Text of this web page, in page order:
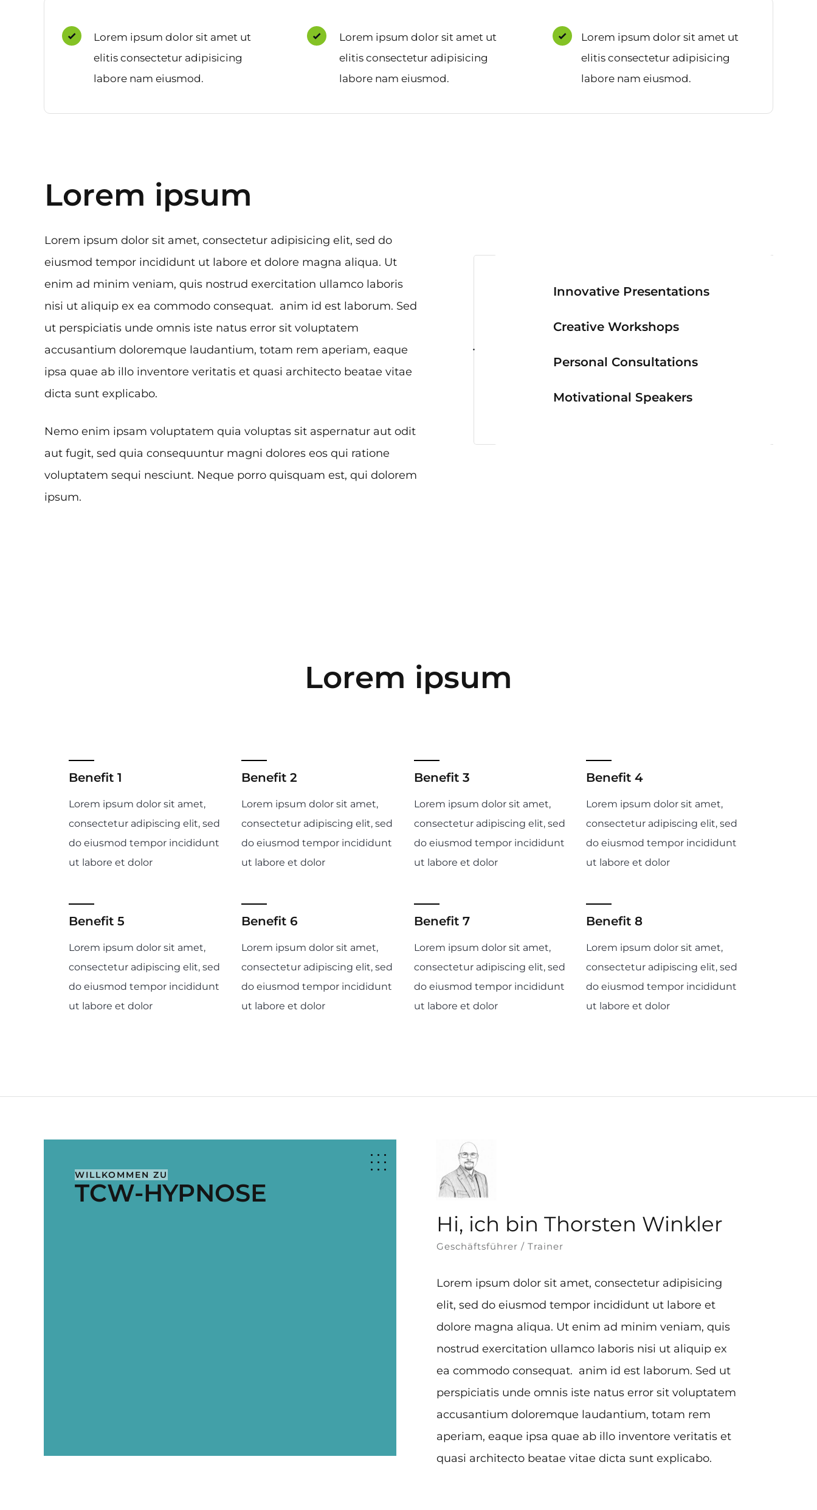
Lorem ipsum dolor sit amet ut
elitis consectetur adipisicing
labore nam eiusmod.
Lorem ipsum dolor sit amet ut
elitis consectetur adipisicing
labore nam eiusmod.
Lorem ipsum dolor sit amet ut
elitis consectetur adipisicing
labore nam eiusmod.
Lorem ipsum
Lorem ipsum dolor sit amet, consectetur adipisicing elit, sed do
eiusmod tempor incididunt ut labore et dolore magna aliqua. Ut
enim ad minim veniam, quis nostrud exercitation ullamco laboris
nisi ut aliquip ex ea commodo consequat. anim id est laborum. Sed
ut perspiciatis unde omnis iste natus error sit voluptatem
accusantium doloremque laudantium, totam rem aperiam, eaque
ipsa quae ab illo inventore veritatis et quasi architecto beatae vitae
dicta sunt explicabo.
Nemo enim ipsam voluptatem quia voluptas sit aspernatur aut odit
aut fugit, sed quia consequuntur magni dolores eos qui ratione
voluptatem sequi nesciunt. Neque porro quisquam est, qui dolorem
ipsum.
Innovative Presentations
Creative Workshops
Personal Consultations
Motivational Speakers
Lorem ipsum
Benefit 1
Lorem ipsum dolor sit amet,
consectetur adipiscing elit, sed
do eiusmod tempor incididunt
ut labore et dolor
Benefit 2
Lorem ipsum dolor sit amet,
consectetur adipiscing elit, sed
do eiusmod tempor incididunt
ut labore et dolor
Benefit 3
Lorem ipsum dolor sit amet,
consectetur adipiscing elit, sed
do eiusmod tempor incididunt
ut labore et dolor
Benefit 4
Lorem ipsum dolor sit amet,
consectetur adipiscing elit, sed
do eiusmod tempor incididunt
ut labore et dolor
Benefit 5
Lorem ipsum dolor sit amet,
consectetur adipiscing elit, sed
do eiusmod tempor incididunt
ut labore et dolor
Benefit 6
Lorem ipsum dolor sit amet,
consectetur adipiscing elit, sed
do eiusmod tempor incididunt
ut labore et dolor
Benefit 7
Lorem ipsum dolor sit amet,
consectetur adipiscing elit, sed
do eiusmod tempor incididunt
ut labore et dolor
Benefit 8
Lorem ipsum dolor sit amet,
consectetur adipiscing elit, sed
do eiusmod tempor incididunt
ut labore et dolor
WILLKOMMEN ZU
TCW-HYPNOSE
Hi, ich bin Thorsten Winkler
Geschäftsführer / Trainer
Lorem ipsum dolor sit amet, consectetur adipisicing
elit, sed do eiusmod tempor incididunt ut labore et
dolore magna aliqua. Ut enim ad minim veniam, quis
nostrud exercitation ullamco laboris nisi ut aliquip ex
ea commodo consequat. anim id est laborum. Sed ut
perspiciatis unde omnis iste natus error sit voluptatem
accusantium doloremque laudantium, totam rem
aperiam, eaque ipsa quae ab illo inventore veritatis et
quasi architecto beatae vitae dicta sunt explicabo.